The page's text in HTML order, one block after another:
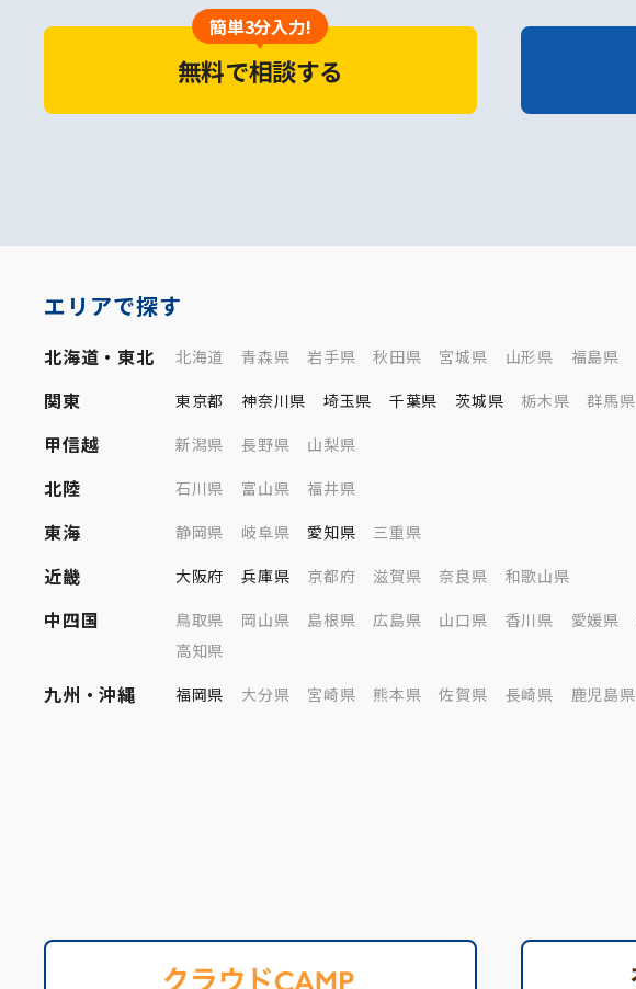
簡単3分入力!
無料で相談する
エリアで探す
北海道・東北 北海道 青森県 岩手県 秋田県 宮城県 山形県 福島県
関東 東京都 神奈川県 埼玉県 千葉県 茨城県 栃木県 群馬県
甲信越 新潟県 長野県 山梨県
北陸 石川県 富山県 福井県
東海 静岡県 岐阜県 愛知県 三重県
近畿 大阪府 兵庫県 京都府 滋賀県 奈良県 和歌山県
中四国 鳥取県 岡山県 島根県 広島県 山口県 香川県 愛媛県
高知県
九州・沖縄 福岡県 大分県 宮崎県 熊本県 佐賀県 長崎県 鹿児島県